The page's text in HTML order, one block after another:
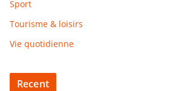
Sport
Tourisme & loisirs
Vie quotidienne
Recent